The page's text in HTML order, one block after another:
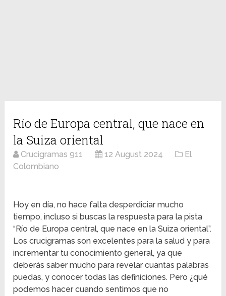
Río de Europa central, que nace en
la Suiza oriental
Crucigramas 911 12 August 2024
El
Colombiano
Hoy en día, no hace falta desperdiciar mucho
tiempo, incluso si buscas la respuesta para la pista
“Río de Europa central, que nace en la Suiza oriental”.
Los crucigramas son excelentes para la salud y para
incrementar tu conocimiento general, ya que
deberás saber mucho para revelar cuantas palabras
puedas, y conocer todas las definiciones. Pero ¿qué
podemos hacer cuando sentimos que no